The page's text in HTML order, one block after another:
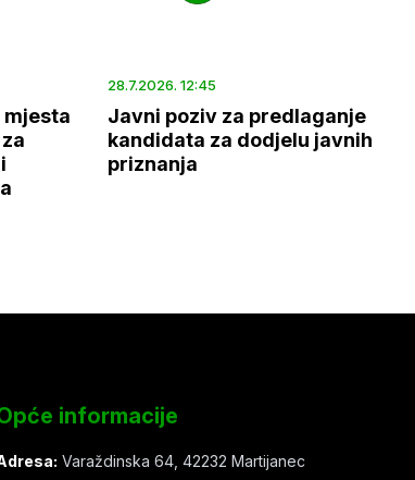
mjesta
28.7.2026. 12:45
Javni poziv za predlaganje
kandidata za dodjelu javnih
priznanja
informacije
Varaždinska 64, 42232 Martijanec